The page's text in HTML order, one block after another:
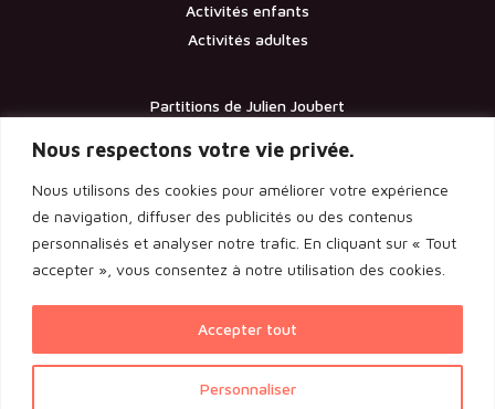
Nous respectons votre vie privée.
Nous utilisons des cookies pour améliorer votre expérience
de navigation, diffuser des publicités ou des contenus
personnalisés et analyser notre trafic. En cliquant sur « Tout
accepter », vous consentez à notre utilisation des cookies.
Personnaliser
Accepter tout
Activités enfants
Activités adultes
Partitions de Julien Joubert
Documents
Les statuts de l’association
Licence d’entrepreneur de spectacle
Rapport de l’assemblée générale 2024
Voir l'ensemble des documents